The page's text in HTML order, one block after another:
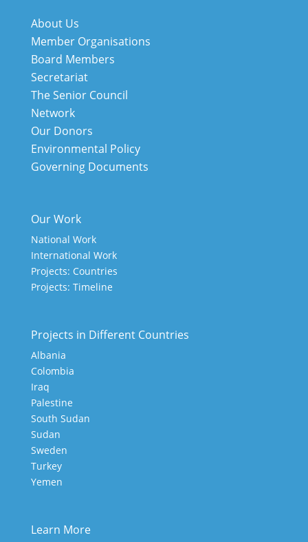
About Us
Member Organisations
Board Members
Secretariat
The Senior Council
Network
Our Donors
Environmental Policy
Governing Documents
Our Work
National Work
International Work
Projects: Countries
Projects: Timeline
Projects in Different Countries
Albania
Colombia
Iraq
Palestine
South Sudan
Sudan
Sweden
Turkey
Yemen
Learn More